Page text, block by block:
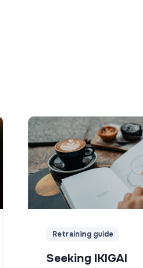
Retraining guide
Seeking IKIGAI